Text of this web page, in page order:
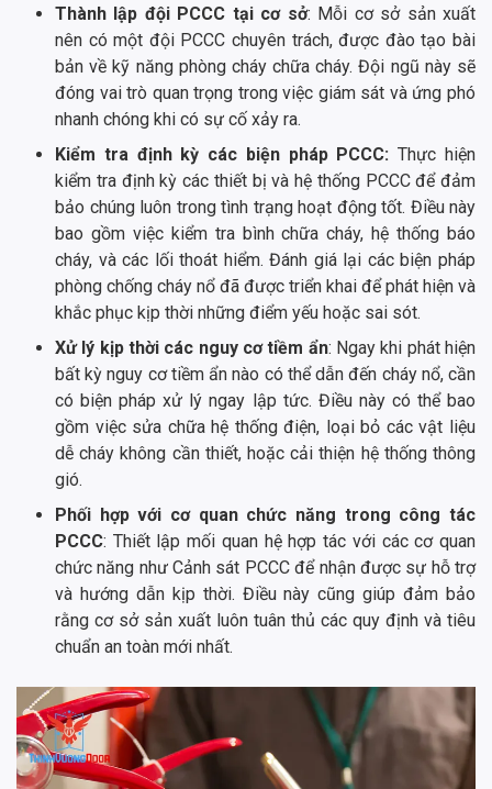
Thành lập đội PCCC tại cơ sở: Mỗi cơ sở sản xuất
nên có một đội PCCC chuyên trách, được đào tạo bài
bản về kỹ năng phòng cháy chữa cháy. Đội ngũ này sẽ
đóng vai trò quan trọng trong việc giám sát và ứng phó
nhanh chóng khi có sự cố xảy ra.
Kiểm tra định kỳ các biện pháp PCCC: Thực hiện
kiểm tra định kỳ các thiết bị và hệ thống PCCC để đảm
bảo chúng luôn trong tình trạng hoạt động tốt. Điều này
bao gồm việc kiểm tra bình chữa cháy, hệ thống báo
cháy, và các lối thoát hiểm. Đánh giá lại các biện pháp
phòng chống cháy nổ đã được triển khai để phát hiện và
khắc phục kịp thời những điểm yếu hoặc sai sót.
Xử lý kịp thời các nguy cơ tiềm ẩn: Ngay khi phát hiện
bất kỳ nguy cơ tiềm ẩn nào có thể dẫn đến cháy nổ, cần
có biện pháp xử lý ngay lập tức. Điều này có thể bao
gồm việc sửa chữa hệ thống điện, loại bỏ các vật liệu
dễ cháy không cần thiết, hoặc cải thiện hệ thống thông
gió.
Phối hợp với cơ quan chức năng trong công tác
PCCC: Thiết lập mối quan hệ hợp tác với các cơ quan
chức năng như Cảnh sát PCCC để nhận được sự hỗ trợ
và hướng dẫn kịp thời. Điều này cũng giúp đảm bảo
rằng cơ sở sản xuất luôn tuân thủ các quy định và tiêu
chuẩn an toàn mới nhất.